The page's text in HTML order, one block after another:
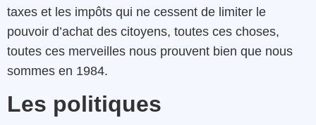
taxes et les impôts qui ne cessent de limiter le
pouvoir d’achat des citoyens, toutes ces choses,
toutes ces merveilles nous prouvent bien que nous
sommes en 1984.
Les politiques